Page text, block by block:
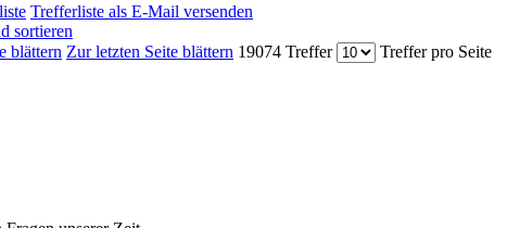
Trefferliste als E-Mail versenden
sortieren
blättern Zur letzten Seite blättern 19074 Treffer Treffer pro Seite